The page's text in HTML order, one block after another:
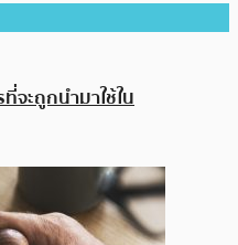
จะถูกนำมาใช้ใน